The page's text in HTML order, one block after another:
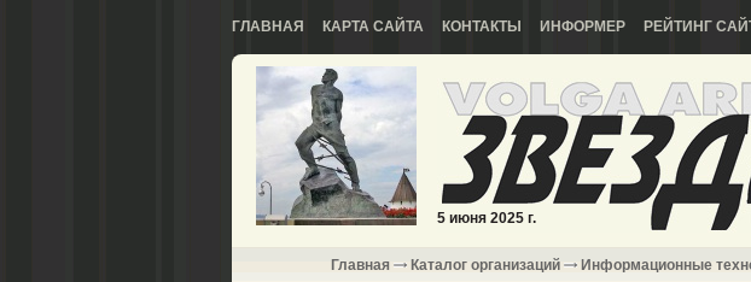
ГЛАВНАЯ КАРТА САЙТА КОНТАКТЫ ИНФОРМЕР РЕЙТИНГ
5 июня 2025 г.
Главная Каталог организаций Информационные